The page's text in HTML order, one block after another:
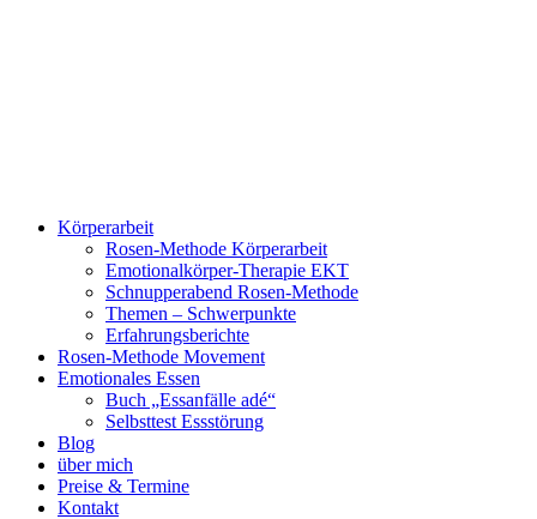
Körperarbeit
Rosen-Methode Körperarbeit
Emotionalkörper-Therapie EKT
Schnupperabend Rosen-Methode
Themen – Schwerpunkte
Erfahrungsberichte
Rosen-Methode Movement
Emotionales Essen
Buch „Essanfälle adé“
Selbsttest Essstörung
Blog
über mich
Preise & Termine
Kontakt